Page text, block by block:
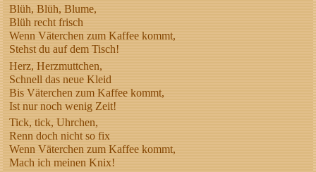
Blüh, Blüh, Blume,
Blüh recht frisch
Wenn Väterchen zum Kaffee kommt,
Stehst du auf dem Tisch!
Herz, Herzmuttchen,
Schnell das neue Kleid
Bis Väterchen zum Kaffee kommt,
Ist nur noch wenig Zeit!
Tick, tick, Uhrchen,
Renn doch nicht so fix
Wenn Väterchen zum Kaffee kommt,
Mach ich meinen Knix!